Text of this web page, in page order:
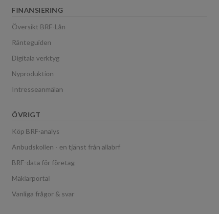
FINANSIERING
Översikt BRF-Lån
Ränteguiden
Digitala verktyg
Nyproduktion
Intresseanmälan
ÖVRIGT
Köp BRF-analys
Anbudskollen - en tjänst från allabrf
BRF-data för företag
Mäklarportal
Vanliga frågor & svar